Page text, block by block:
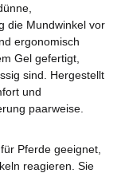
die Mundwinkel vor
ergonomisch
Gel gefertigt,
sind. Hergestellt
und
paarweise.
Pferde geeignet,
reagieren. Sie